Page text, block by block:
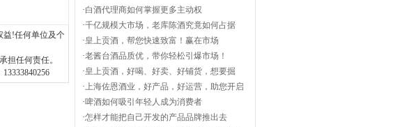
益!任何单位及个
担任何责任。
·白酒代理商如何掌握更多主动权
·千亿规模大市场，老库陈酒究竟如何占据
·皇上贡酒，帮您快速致富！赢在市场
·老酱台酒品质优，带你轻松引爆市场！
·皇上贡酒，好喝、好卖、好铺货，想要掘
·上海佐恩酒业，好产品，好运营，助您开启
·啤酒如何吸引年轻人成为消费者
·怎样才能把自己开发的产品品牌推出去